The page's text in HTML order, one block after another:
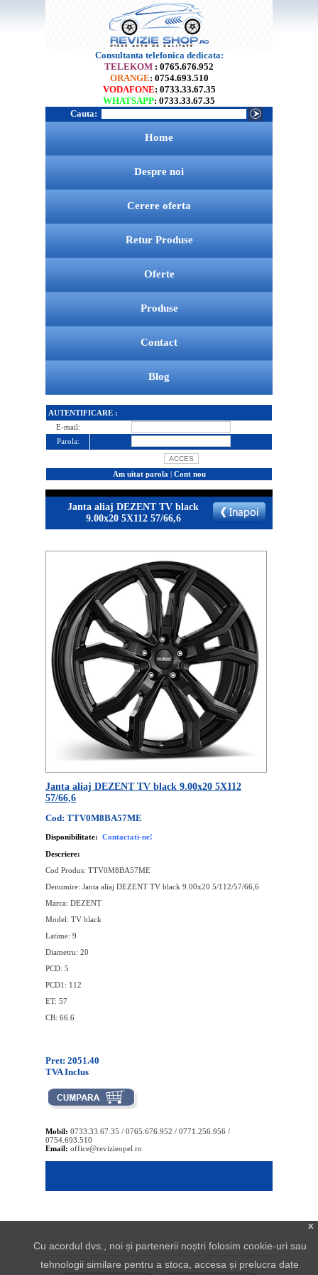
Consultanta telefonica dedicata:
TELEKOM : 0765.676.952
ORANGE: 0754.693.510
VODAFONE: 0733.33.67.35
WHATSAPP: 0733.33.67.35
Cauta:
Home
Despre noi
Cerere oferta
Retur Produse
Oferte
Produse
Contact
Blog
AUTENTIFICARE :
E-mail:
Parola:
Am uitat parola | Cont nou
Janta aliaj DEZENT TV black
9.00x20 5X112 57/66,6
Janta aliaj DEZENT TV black 9.00x20 5X112
57/66,6
Cod: TTV0M8BA57ME
Disponibilitate: Contactati-ne!
Descriere:
Cod Produs: TTV0M8BA57ME
Denumire: Janta aliaj DEZENT TV black 9.00x20 5/112/57/66,6
Marca: DEZENT
Model: TV black
Latime: 9
Diametru: 20
PCD: 5
PCD1: 112
ET: 57
CB: 66.6
Pret: 2051.40
TVA Inclus
Mobil: 0733.33.67.35 / 0765.676.952 / 0771.256.956 /
0754.693.510
Email: office@revizieopel.ro
x
Cu acordul dvs., noi și partenerii noștri folosim cookie-uri sau
tehnologii similare pentru a stoca, accesa și prelucra date